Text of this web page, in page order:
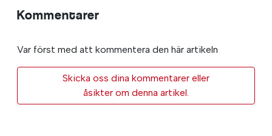
Kommentarer
Var först med att kommentera den här artikeln
Skicka oss dina kommentarer eller
åsikter om denna artikel.